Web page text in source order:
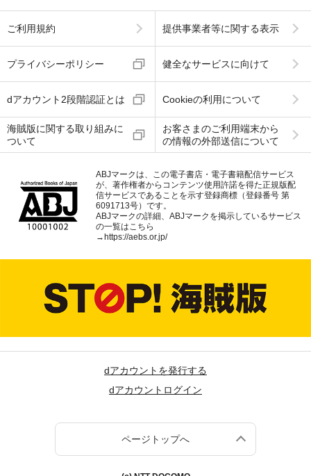
ご利用規約 提供事業者等に関する表示
プライバシーポリシー 健全なサービスに向けて
dアカウント2段階認証とは Cookieの利用について
海賊版に関する取り組みに
ついて
お客さまのご利用端末から
の情報の外部送信について
ABJマークは、この電子書店・電子書籍配信サービス
が、著作権者からコンテンツ使用許諾を得た正規版配
信サービスであることを示す登録商標（登録番号 第
6091713号）です。
ABJマークの詳細、ABJマークを掲示しているサービス
の一覧はこちら
→https://aebs.or.jp/
dアカウントを発行する
dアカウントログイン
ページトップへ